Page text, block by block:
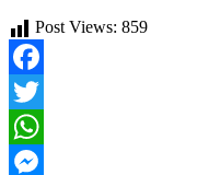
Post Views: 859
Facebook
Twitter
WhatsApp